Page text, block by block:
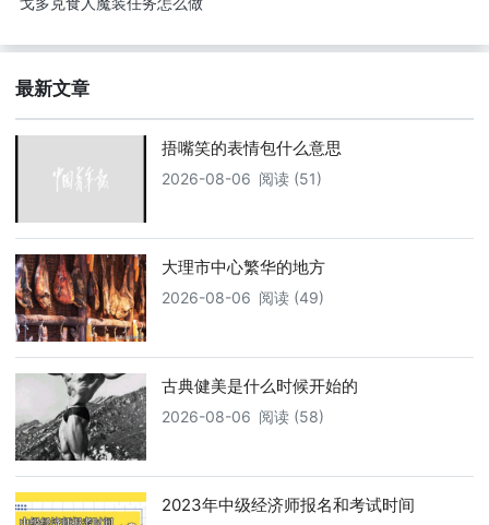
最新文章
捂嘴笑的表情包什么意思
2026-08-06 阅读 (51)
大理市中心繁华的地方
2026-08-06 阅读 (49)
古典健美是什么时候开始的
2026-08-06 阅读 (58)
2023年中级经济师报名和考试时间